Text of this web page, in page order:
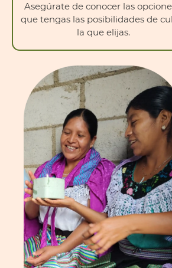
Asegúrate de conocer las
que tengas las posibilidades de
la que elijas.